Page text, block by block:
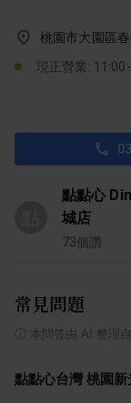
桃園市大園區
現正營業:
點點心
城店
73個讚
常見問題
本問答由 AI 整理
點點心台灣 桃園